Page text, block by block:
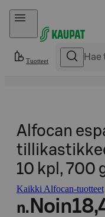
Hyppää sisältöön
Tuotteet
Alfocan
10 kpl, 700
Kaikki Alfocan-tuotteet
n. Noin